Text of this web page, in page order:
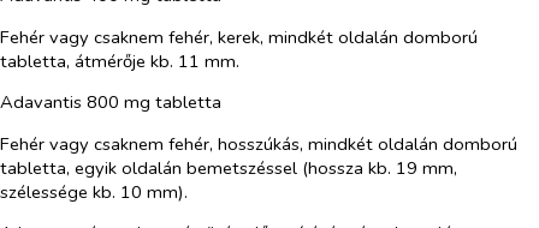
Fehér vagy csaknem fehér, kerek, mindkét oldalán domború
tabletta, átmérője kb. 11 mm.
Adavantis 800 mg tabletta
Fehér vagy csaknem fehér, hosszúkás, mindkét oldalán domború
tabletta, egyik oldalán bemetszéssel (hossza kb. 19 mm,
szélessége kb. 10 mm).